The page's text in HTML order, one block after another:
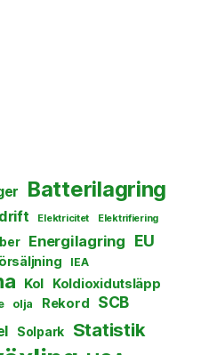
Batterilagring
Elektricitet Elektrifiering
Energilagring EU
IEA
Kol Koldioxidutsläpp
olja Rekord SCB
Solpark Statistik